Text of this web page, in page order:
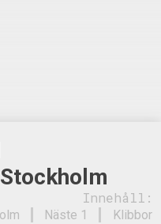
Innehåll:
Klibbor
Näste 1